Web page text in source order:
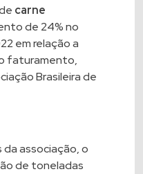
carne
de 24% no
em relação a
faturamento,
Brasileira de
da associação, o
de toneladas